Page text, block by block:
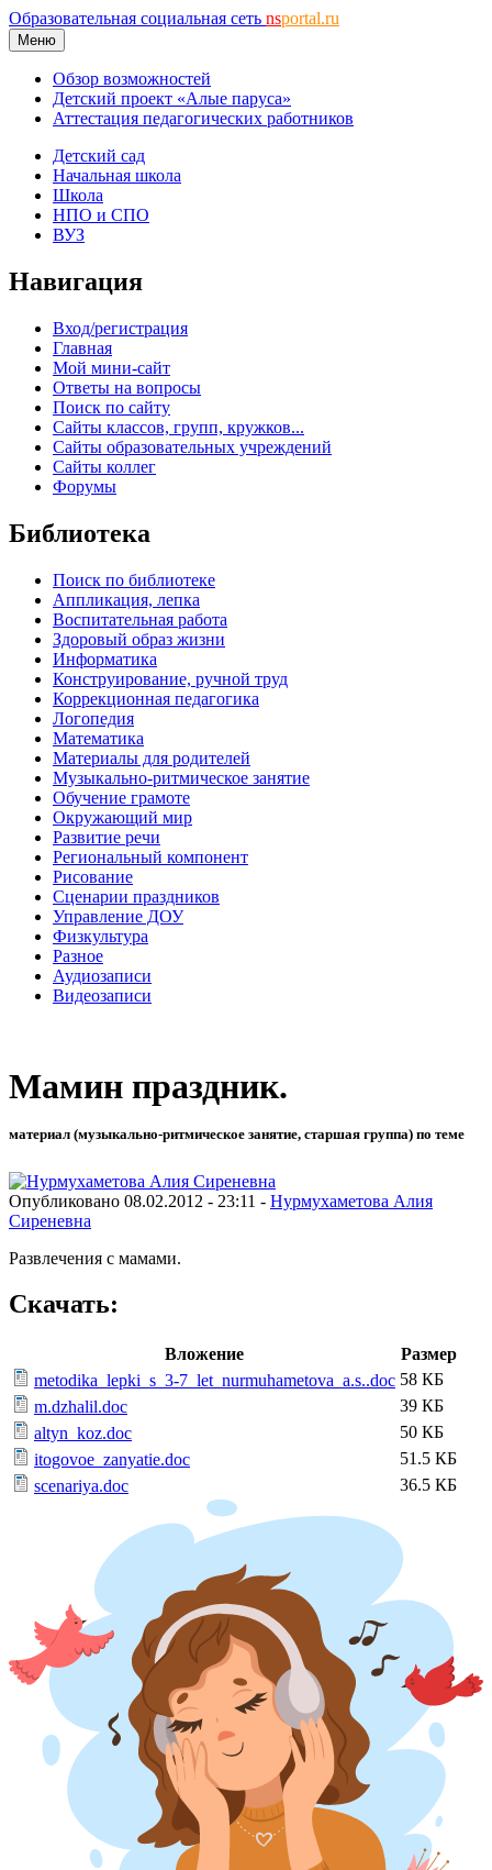
Образовательная социальная сеть nsportal.ru
Меню
Обзор возможностей
Детский проект «Алые паруса»
Аттестация педагогических работников
Детский сад
Начальная школа
Школа
НПО и СПО
ВУЗ
Навигация
Вход/регистрация
Главная
Мой мини-сайт
Ответы на вопросы
Поиск по сайту
Сайты классов, групп, кружков...
Сайты образовательных учреждений
Сайты коллег
Форумы
Библиотека
Поиск по библиотеке
Аппликация, лепка
Воспитательная работа
Здоровый образ жизни
Информатика
Конструирование, ручной труд
Коррекционная педагогика
Логопедия
Математика
Материалы для родителей
Музыкально-ритмическое занятие
Обучение грамоте
Окружающий мир
Развитие речи
Региональный компонент
Рисование
Сценарии праздников
Управление ДОУ
Физкультура
Разное
Аудиозаписи
Видеозаписи
Мамин праздник.
материал (музыкально-ритмическое занятие, старшая группа) по теме
Опубликовано 08.02.2012 - 23:11 - Нурмухаметова Алия
Сиреневна
Развлечения с мамами.
Скачать:
Вложение
Размер
metodika_lepki_s_3-7_let_nurmuhametova_a.s..doc 58 КБ
m.dzhalil.doc
39 КБ
altyn_koz.doc
50 КБ
itogovoe_zanyatie.doc
51.5 КБ
scenariya.doc
36.5 КБ